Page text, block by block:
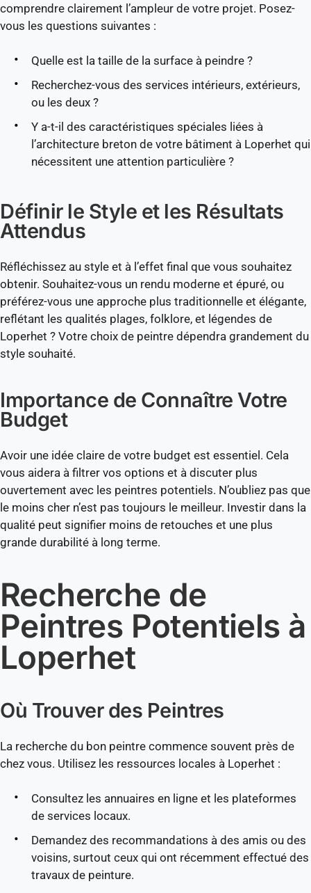
comprendre clairement l’ampleur de votre projet. Posez-
vous les questions suivantes :
Quelle est la taille de la surface à peindre ?
Recherchez-vous des services intérieurs, extérieurs,
ou les deux ?
Y a-t-il des caractéristiques spéciales liées à
l’architecture breton de votre bâtiment à Loperhet qui
nécessitent une attention particulière ?
Définir le Style et les Résultats
Attendus
Réfléchissez au style et à l’effet final que vous souhaitez
obtenir. Souhaitez-vous un rendu moderne et épuré, ou
préférez-vous une approche plus traditionnelle et élégante,
reflétant les qualités plages, folklore, et légendes de
Loperhet ? Votre choix de peintre dépendra grandement du
style souhaité.
Importance de Connaître Votre
Budget
Avoir une idée claire de votre budget est essentiel. Cela
vous aidera à filtrer vos options et à discuter plus
ouvertement avec les peintres potentiels. N’oubliez pas que
le moins cher n’est pas toujours le meilleur. Investir dans la
qualité peut signifier moins de retouches et une plus
grande durabilité à long terme.
Recherche de
Peintres Potentiels à
Loperhet
Où Trouver des Peintres
La recherche du bon peintre commence souvent près de
chez vous. Utilisez les ressources locales à Loperhet :
Consultez les annuaires en ligne et les plateformes
de services locaux.
Demandez des recommandations à des amis ou des
voisins, surtout ceux qui ont récemment effectué des
travaux de peinture.